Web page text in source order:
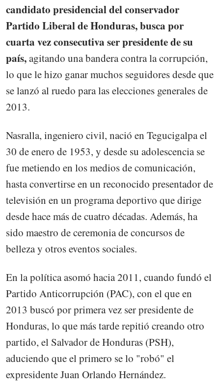
candidato presidencial del conservador
Partido Liberal de Honduras, busca por
cuarta vez consecutiva ser presidente de su
país,agitando una bandera contra la corrupción,
lo que le hizo ganar muchos seguidores desde que
se lanzó al ruedo para las elecciones generales de
2013.
Nasralla, ingeniero civil, nació en Tegucigalpa el
30 de enero de 1953, y desde su adolescencia se
fue metiendo en los medios de comunicación,
hasta convertirse en un reconocido presentador de
televisión en un programa deportivo que dirige
desde hace más de cuatro décadas. Además, ha
sido maestro de ceremonia de concursos de
belleza y otros eventos sociales.
En la política asomó hacia 2011, cuando fundó el
Partido Anticorrupción (PAC), con el que en
2013 buscó por primera vez ser presidente de
Honduras, lo que más tarde repitió creando otro
partido, el Salvador de Honduras (PSH),
aduciendo que el primero se lo "robó" el
expresidente Juan Orlando Hernández.